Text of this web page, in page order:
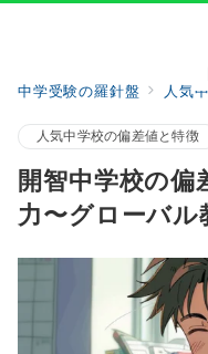
中学受験の羅針盤 人気
人気中学校の偏差値と特徴
開智中学校の
力〜グローバ